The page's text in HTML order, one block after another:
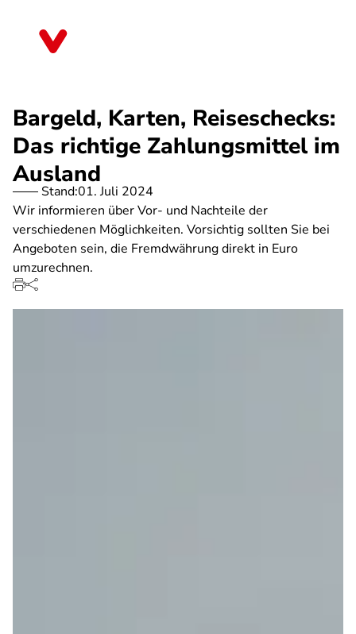
Bargeld, Karten, Reiseschecks:
Das richtige Zahlungsmittel im
Ausland
Stand:01. Juli 2024
Wir informieren über Vor- und Nachteile der
verschiedenen Möglichkeiten. Vorsichtig sollten Sie bei
Angeboten sein, die Fremdwährung direkt in Euro
umzurechnen.